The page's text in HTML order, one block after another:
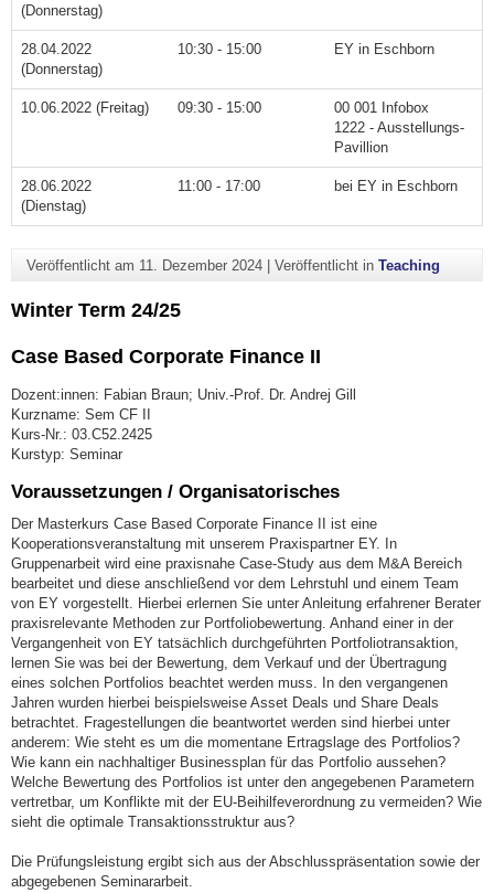
(Donnerstag)
28.04.2022
(Donnerstag)
10:30 - 15:00 EY in Eschborn
10.06.2022 (Freitag) 09:30 - 15:00
00 001 Infobox
1222 - Ausstellungs-
Pavillion
28.06.2022
(Dienstag)
11:00 - 17:00 bei EY in Eschborn
Veröffentlicht am 11. Dezember 2024| Veröffentlicht in Teaching
Winter Term 24/25
Case Based Corporate Finance II
Dozent:innen: Fabian Braun; Univ.-Prof. Dr. Andrej Gill
Kurzname: Sem CF II
Kurs-Nr.: 03.C52.2425
Kurstyp: Seminar
Voraussetzungen / Organisatorisches
Der Masterkurs Case Based Corporate Finance II ist eine
Kooperationsveranstaltung mit unserem Praxispartner EY. In
Gruppenarbeit wird eine praxisnahe Case-Study aus dem M&A Bereich
bearbeitet und diese anschließend vor dem Lehrstuhl und einem Team
von EY vorgestellt. Hierbei erlernen Sie unter Anleitung erfahrener Berater
praxisrelevante Methoden zur Portfoliobewertung. Anhand einer in der
Vergangenheit von EY tatsächlich durchgeführten Portfoliotransaktion,
lernen Sie was bei der Bewertung, dem Verkauf und der Übertragung
eines solchen Portfolios beachtet werden muss. In den vergangenen
Jahren wurden hierbei beispielsweise Asset Deals und Share Deals
betrachtet. Fragestellungen die beantwortet werden sind hierbei unter
anderem: Wie steht es um die momentane Ertragslage des Portfolios?
Wie kann ein nachhaltiger Businessplan für das Portfolio aussehen?
Welche Bewertung des Portfolios ist unter den angegebenen Parametern
vertretbar, um Konflikte mit der EU-Beihilfeverordnung zu vermeiden? Wie
sieht die optimale Transaktionsstruktur aus?
Die Prüfungsleistung ergibt sich aus der Abschlusspräsentation sowie der
abgegebenen Seminararbeit.